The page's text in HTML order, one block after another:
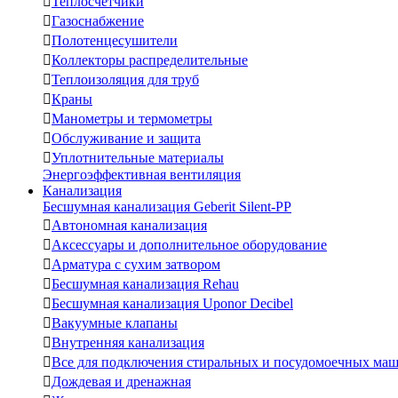
Газоснабжение
Полотенцесушители
Коллекторы распределительные
Теплоизоляция для труб
Краны
Манометры и термометры
Обслуживание и защита
Уплотнительные материалы
Энергоэффективная вентиляция
Канализация
Бесшумная канализация Geberit Silent-PP
Автономная канализация
Аксессуары и дополнительное оборудование
Арматура с сухим затвором
Бесшумная канализация Rehau
Бесшумная канализация Uponor Decibel
Вакуумные клапаны
Внутренняя канализация
Все для подключения стиральных и посудомоечных
Дождевая и дренажная